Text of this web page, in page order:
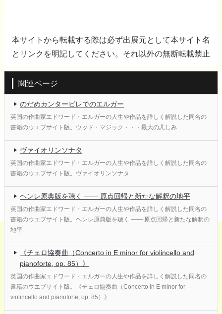
本サイトから転載する際は必ず出展元として本サイト名
とリンクを明記してください。それ以外の無断転載禁止
関連ページ
のだめカンタービレでのエルガー
英国の作曲家エドワード・エルガーの人生や作品を詳しく解説した同名の
書籍のウエブサイト版。ウッド・マジック・・・最大の悲しみ
ヴァイオリンソナタ
英国の作曲家エドワード・エルガーの人生や作品を詳しく解説した同名の
書籍のウエブサイト版。ヴァイオリンソナタ
ヘンレ原典版を聴く ―― 原点回帰と新たな解釈の地平
英国の作曲家エドワード・エルガーの人生や作品を詳しく解説した同名の
書籍のウエブサイト版。ヘンレ原典版を聴く ―― 原点回帰と新たな解釈の
地平
《チェロ協奏曲（Concerto in E minor for violincello and
pianoforte, op. 85）》
英国の作曲家エドワード・エルガーの人生や作品を詳しく解説した同名の
書籍のウエブサイト版。《チェロ協奏曲（Concerto in E minor for
violincello and pianoforte, op. 85）》